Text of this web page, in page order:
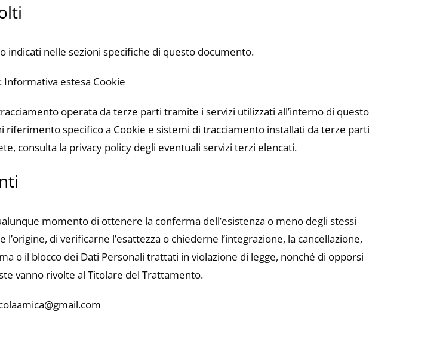
indicati nelle sezioni specifiche di questo documento.
estesa Cookie
operata da terze parti tramite i servizi utilizzati all’interno di questo
specifico a Cookie e sistemi di tracciamento installati da terze parti
consulta la privacy policy degli eventuali servizi terzi elencati.
momento di ottenere la conferma dell’esistenza o meno degli stessi
di verificarne l’esattezza o chiederne l’integrazione, la cancellazione,
o il blocco dei Dati Personali trattati in violazione di legge, nonché di opporsi
vanno rivolte al Titolare del Trattamento.